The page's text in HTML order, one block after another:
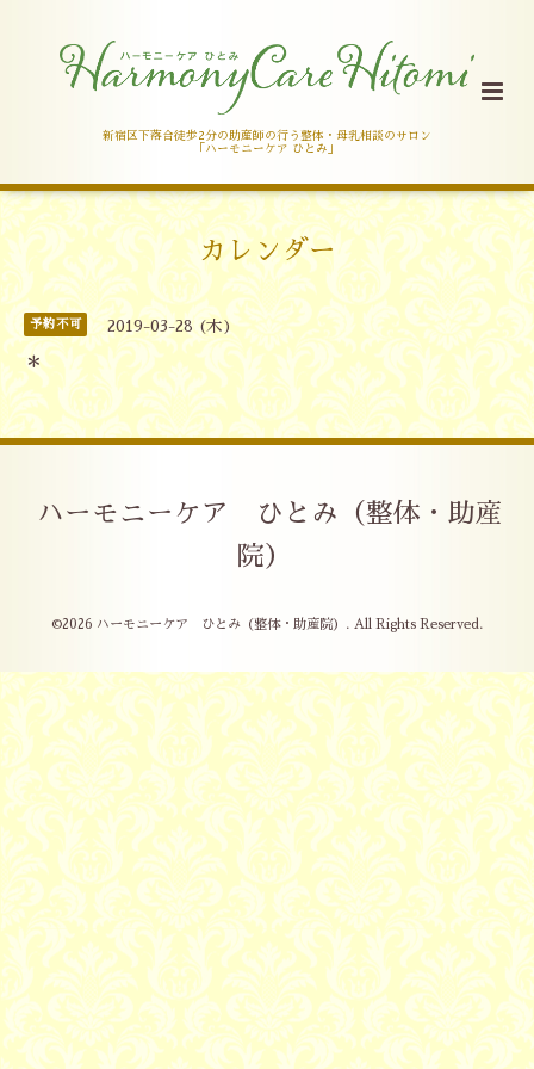
新宿区下落合徒歩2分の助産師の行う整体・母乳相談のサロン
「ハーモニーケア ひとみ」
カレンダー
予約不可 2019-03-28 (木)
＊
ハーモニーケア ひとみ（整体・助産
院）
©2026 ハーモニーケア ひとみ（整体・助産院） . All Rights Reserved.